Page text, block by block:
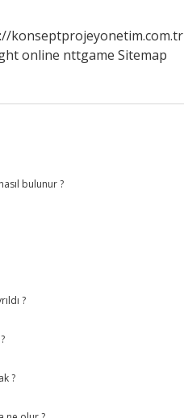
konseptprojeyonetim.com.tr
online nttgame Sitemap
bulunur ?
?
?